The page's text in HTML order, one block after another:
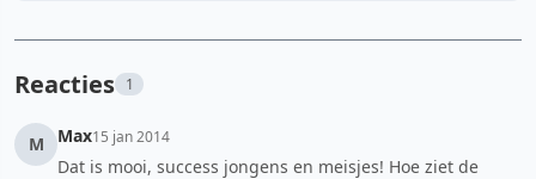
Reacties 1
M Max15 jan 2014
Dat is mooi, success jongens en meisjes! Hoe ziet de